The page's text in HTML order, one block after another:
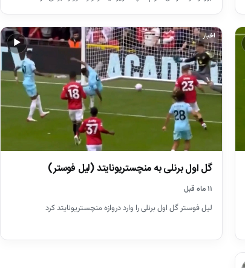
▶
اخبار
گل اول برنلی به منچستریونایتد (لیل فوستر)
۱۱ ماه قبل
لیل فوستر گل اول برنلی را وارد دروازه منچستریونایتد کرد